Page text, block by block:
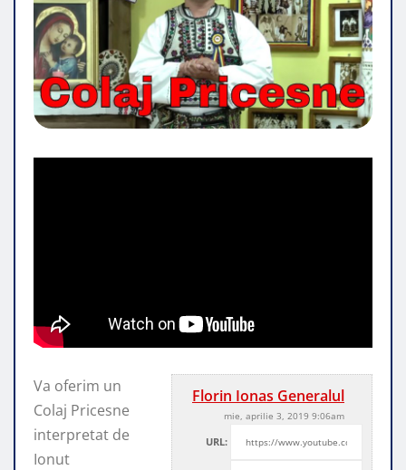
Florin Ionas Generalul
mie, aprilie 3, 2019 9:06am
URL:
Va oferim un
Colaj Pricesne
interpretat de
Ionut